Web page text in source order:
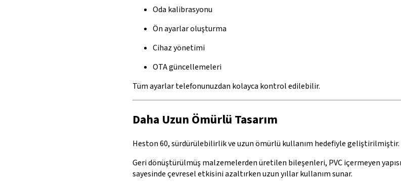
Oda kalibrasyonu
Ön ayarlar oluşturma
Cihaz yönetimi
OTA güncellemeleri
Tüm ayarlar telefonunuzdan kolayca kontrol edilebilir.
Daha Uzun Ömürlü Tasarım
Heston 60, sürdürülebilirlik ve uzun ömürlü kullanım hedefiyle geliştirilmiştir.
Geri dönüştürülmüş malzemelerden üretilen bileşenleri, PVC içermeyen
sayesinde çevresel etkisini azaltırken uzun yıllar kullanım sunar.